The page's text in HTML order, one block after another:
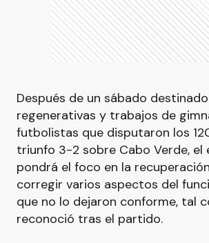
Después de un sábado
regenerativas y trabajos de
futbolistas que disputaron los
triunfo 3-2 sobre Cabo Verde, el
pondrá el foco en la
corregir varios aspectos del
que no lo dejaron conforme, tal
reconoció tras el partido.